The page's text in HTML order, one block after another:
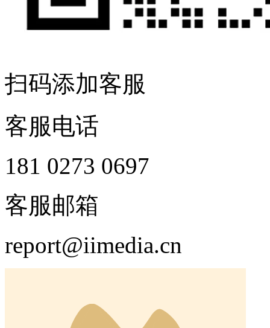
扫码添加客服
客服电话
181 0273 0697
客服邮箱
report@iimedia.cn